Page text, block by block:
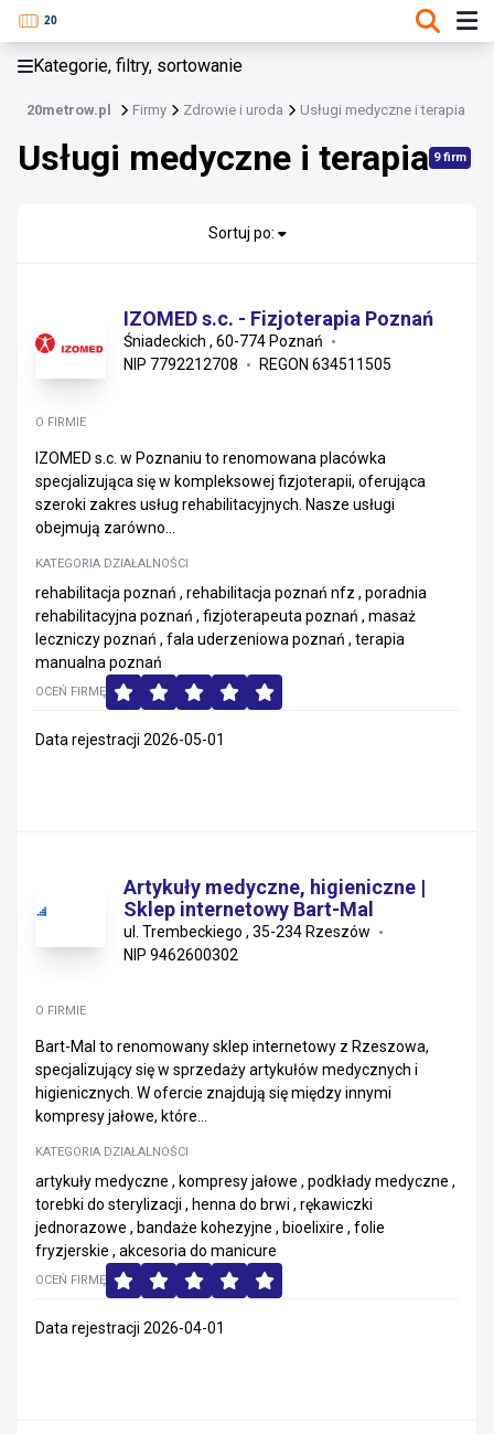
Kategorie, filtry, sortowanie
20metrow.pl Firmy Zdrowie i uroda Usługi medyczne i terapia
Usługi medyczne i terapia 9 firm
Zdrowie i uroda
Kosmetyki i pielęgnacja
Usługi medyczne i terapia
Leki, suplementy i art. prozdrowotne
Sortuj po:
IZOMED s.c. - Fizjoterapia Poznań
Śniadeckich , 60-774 Poznań
NIP 7792212708
REGON 634511505
O FIRMIE
IZOMED s.c. w Poznaniu to renomowana placówka
specjalizująca się w kompleksowej fizjoterapii, oferująca
szeroki zakres usług rehabilitacyjnych. Nasze usługi
obejmują zarówno...
KATEGORIA DZIAŁALNOŚCI
rehabilitacja poznań , rehabilitacja poznań nfz , poradnia
rehabilitacyjna poznań , fizjoterapeuta poznań , masaż
leczniczy poznań , fala uderzeniowa poznań , terapia
manualna poznań
OCEŃ FIRMĘ
Data rejestracji 2026-05-01
Artykuły medyczne, higieniczne |
Sklep internetowy Bart-Mal
ul. Trembeckiego , 35-234 Rzeszów
NIP 9462600302
O FIRMIE
Bart-Mal to renomowany sklep internetowy z Rzeszowa,
specjalizujący się w sprzedaży artykułów medycznych i
higienicznych. W ofercie znajdują się między innymi
kompresy jałowe, które...
KATEGORIA DZIAŁALNOŚCI
artykuły medyczne , kompresy jałowe , podkłady medyczne ,
torebki do sterylizacji , henna do brwi , rękawiczki
jednorazowe , bandaże kohezyjne , bioelixire , folie
fryzjerskie , akcesoria do manicure
OCEŃ FIRMĘ
Data rejestracji 2026-04-01